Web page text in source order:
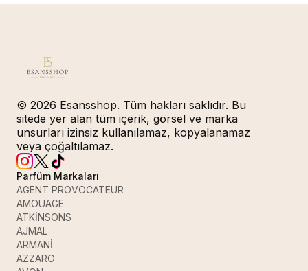
© 2026 Esansshop. Tüm hakları saklıdır. Bu
sitede yer alan tüm içerik, görsel ve marka
unsurları izinsiz kullanılamaz, kopyalanamaz
veya çoğaltılamaz.
Parfüm Markaları
AGENT PROVOCATEUR
AMOUAGE
ATKİNSONS
AJMAL
ARMANİ
AZZARO